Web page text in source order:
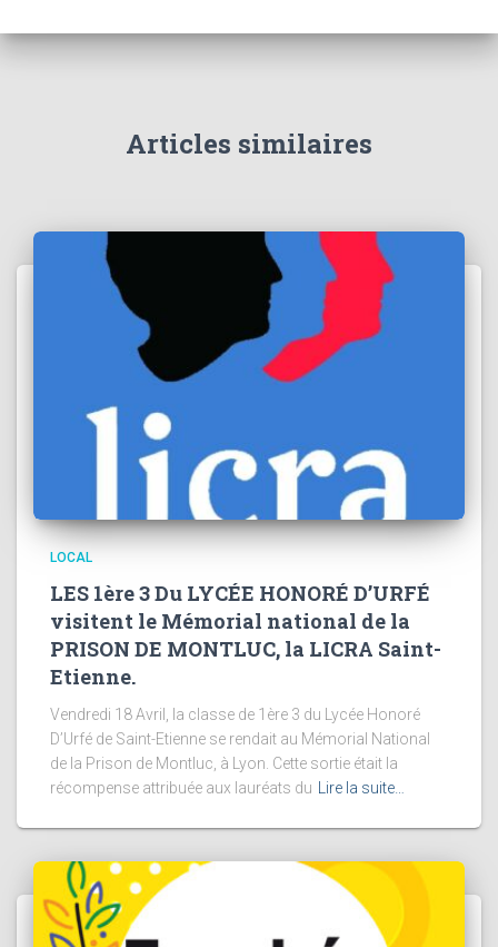
Articles similaires
LOCAL
LES 1ère 3 Du LYCÉE HONORÉ D’URFÉ
visitent le Mémorial national de la
PRISON DE MONTLUC, la LICRA Saint-
Etienne.
Vendredi 18 Avril, la classe de 1ère 3 du Lycée Honoré
D’Urfé de Saint-Etienne se rendait au Mémorial National
de la Prison de Montluc, à Lyon. Cette sortie était la
récompense attribuée aux lauréats du
Lire la suite…